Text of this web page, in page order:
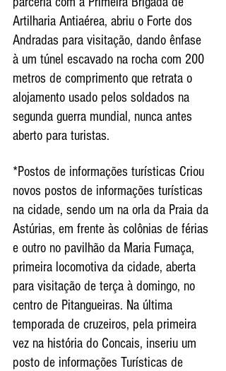
Artilharia Antiaérea, abriu o Forte dos
Andradas para visitação, dando ênfase
à um túnel escavado na rocha com 200
metros de comprimento que retrata o
alojamento usado pelos soldados na
segunda guerra mundial, nunca antes
aberto para turistas.
*Postos de informações turísticas Criou
novos postos de informações turísticas
na cidade, sendo um na orla da Praia da
Astúrias, em frente às colônias de férias
e outro no pavilhão da Maria Fumaça,
primeira locomotiva da cidade, aberta
para visitação de terça à domingo, no
centro de Pitangueiras. Na última
temporada de cruzeiros, pela primeira
vez na história do Concais, inseriu um
posto de informações Turísticas de